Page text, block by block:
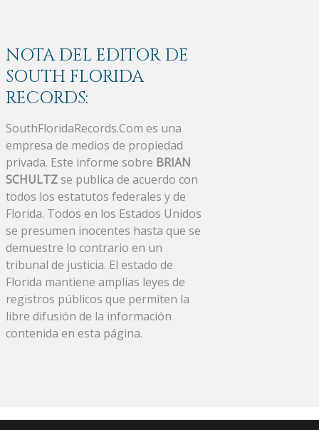
NOTA DEL EDITOR DE
SOUTH FLORIDA
RECORDS:
SouthFloridaRecords.Com es una
empresa de medios de propiedad
privada. Este informe sobre BRIAN
SCHULTZse publica de acuerdo con
todos los estatutos federales y de
Florida. Todos en los Estados Unidos
se presumen inocentes hasta que se
demuestre lo contrario en un
tribunal de justicia. El estado de
Florida mantiene amplias leyes de
registros públicos que permiten la
libre difusión de la información
contenida en esta página.